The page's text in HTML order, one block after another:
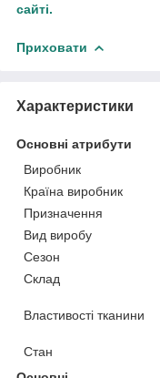
сайті.
Приховати
Характеристики
Основні атрибути
Виробник
Країна виробник
Призначення
Вид виробу
Сезон
Склад
Властивості тканини
Стан